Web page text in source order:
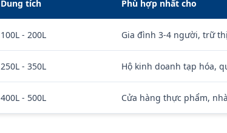
Dung tích Phù hợp nhất cho
100L - 200L Gia đình 3-4 người, trữ
250L - 350L Hộ kinh doanh tạp hóa,
400L - 500L Cửa hàng thực phẩm,